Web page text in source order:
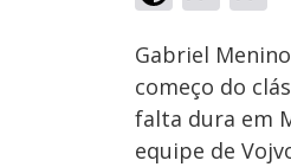
Ativar
Som
Gabriel
começo do
falta dura em
equipe de